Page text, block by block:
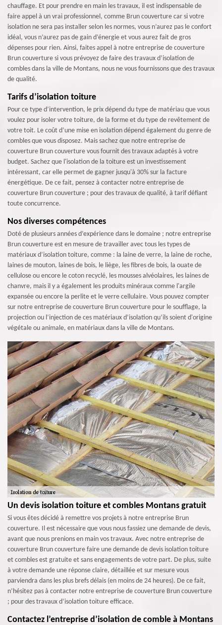
chauffage. Et pour prendre en main les travaux, il est indispensable de
faire appel à un vrai professionnel, comme Brun couverture car si votre
isolation ne sera pas installer selon les normes, vous n’aurez pas le confort
idéal, vous n’aurez pas de gain d’énergie et vous aurez fait de gros
dépenses pour rien. Ainsi, faites appel à notre entreprise de couverture
Brun couverture si vous prévoyez de faire des travaux d’isolation de
combles dans la ville de Montans, nous ne vous fournissons que des travaux
de qualité.
Tarifs d’isolation toiture
Pour ce type d’intervention, le prix dépend du type de matériau que vous
voulez pour isoler votre toiture, de la forme et du type de revêtement de
votre toit. Le coût d’une mise en isolation dépend également du genre de
combles que vous disposez. Mais sachez que notre entreprise de
couverture Brun couverture vous fournit des travaux adaptés à votre
budget. Sachez que l'isolation de la toiture est un investissement
intéressant, car elle permet de gagner jusqu'à 30% sur la facture
énergétique. De ce fait, pensez à contacter notre entreprise de
couverture Brun couverture ; pour des travaux de qualité, à tarif défiant
toute concurrence.
Nos diverses compétences
Doté de plusieurs années d’expérience dans le domaine ; notre entreprise
Brun couverture est en mesure de travailler avec tous les types de
matériaux d’isolation toiture, comme : la laine de verre, la laine de roche,
laines de mouton, laines de bois, le liège, les fibres de bois, la ouate de
cellulose ou encore le coton recyclé, les mousses alvéolaires, les laines de
chanvre, mais il y a également les produits minéraux comme l'argile
expansée ou encore la perlite et le verre cellulaire. Vous pouvez compter
sur notre entreprise de couverture Brun couverture pour le soufflage, la
projection ou l’injection de ces matériaux d’isolation qu’ils soient d'origine
végétale ou animale, en matériaux dans la ville de Montans.
Un devis isolation toiture et combles Montans gratuit
Si vous êtes décidé à remettre vos projets à notre entreprise Brun
couverture. Il est nécessaire que vous nous fassiez une demande de devis,
avant que nous prenions en main vos travaux. Avec notre entreprise de
couverture Brun couverture faire une demande de devis isolation toiture
et combles est gratuite et sans engagements de votre part. De plus, suite
à votre demande une réponse claire, détaillée et sur mesure vous
parviendra dans les plus brefs délais (en moins de 24 heures). De ce fait,
n’hésitez pas à contacter notre entreprise de couverture Brun couverture
; pour des travaux d’isolation toiture efficace.
Contactez l’entreprise d’isolation de comble à Montans